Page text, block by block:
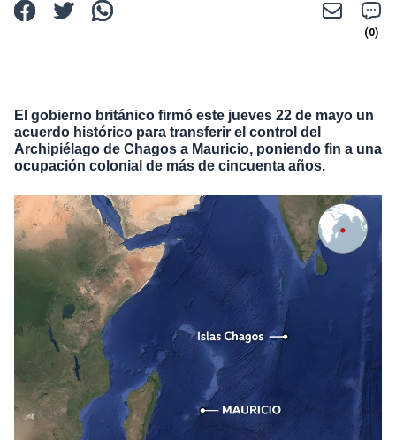
El gobierno británico firmó este jueves 22 de mayo un
acuerdo histórico para transferir el control del
Archipiélago de Chagos a Mauricio, poniendo fin a una
ocupación colonial de más de cincuenta años.